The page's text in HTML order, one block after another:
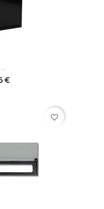
€
favorite_border